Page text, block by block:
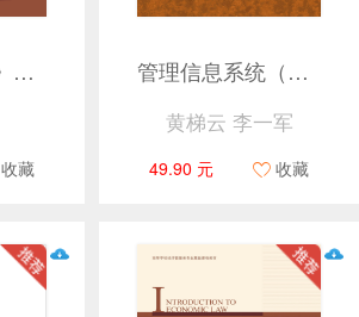
《市场营销学》（第七版）学习指导与练习
收藏
管理信息系统（第七版）
黄梯云 李一军
49.90 元 收藏